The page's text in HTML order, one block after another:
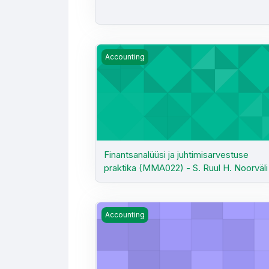
Finantsanalüüsi ja juhtimisarvestuse
Accounting
Finantsanalüüsi ja juhtimisarvestuse
praktika (MMA022) - S. Ruul H. Noorväli
Finantsarvestus I (MA2025) - H.
Accounting